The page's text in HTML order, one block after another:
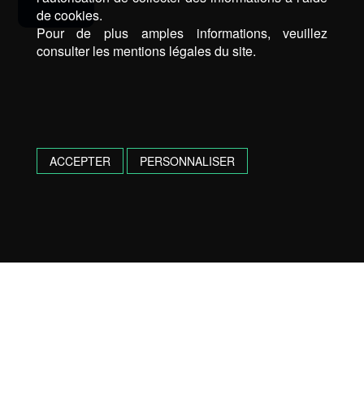
de cookies.
Pour de plus amples informations, veuillez
consulter les mentions légales du site.
ACCEPTER PERSONNALISER